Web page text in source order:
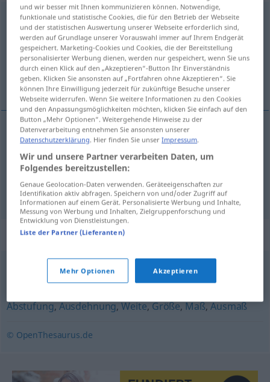
Umfangm
Übersicht aller Übersetzungen
(Für mehr Details die Übersetzung anklicken/antippen)
omvang, omtrek
omvang Umfang a. FIG
omtrek UmfangUmriss
Synonyme für "Umfang"
Breite,Stärke,Dicke
Abstufung,Ausdehnung,Weite,Größe,Maß,Ausmaß
© OpenThesaurus.de
und wir besser mit Ihnen kommunizieren können. Notwendige,
funktionale und statistische Cookies, die für den Betrieb der Webseite
und der statistischen Auswertung unserer Webseite erforderlich sind,
werden auf Grundlage unserer Vorauswahl immer auf Ihrem Endgerät
gespeichert. Marketing-Cookies und Cookies, die der Bereitstellung
personalisierter Werbung dienen, werden nur gespeichert, wenn Sie uns
durch einen Klick auf den „Akzeptieren“-Button Ihr Einverständnis
geben. Klicken Sie ansonsten auf „Fortfahren ohne Akzeptieren“. Sie
können Ihre Einwilligung jederzeit für zukünftige Besuche unserer
Webseite widerrufen. Wenn Sie weitere Informationen zu den Cookies
und den Anpassungsmöglichkeiten möchten, klicken Sie einfach auf den
Button „Mehr Optionen“. Weitergehende Hinweise zu der
Datenverarbeitung entnehmen Sie ansonsten unserer
Datenschutzerklärung . Hier finden Sie unserImpressum
Wir und unsere Partner verarbeiten Daten, um
Folgendes bereitzustellen:
Genaue Geolocation-Daten verwenden. Geräteeigenschaften zur
Identifikation aktiv abfragen. Speichern von und/oder Zugriff auf
Informationen auf einem Gerät. Personalisierte Werbung und Inhalte,
Messung von Werbung und Inhalten, Zielgruppenforschung und
Entwicklung von Dienstleistungen.
Liste der Partner (Lieferanten)
Mehr Optionen Akzeptieren